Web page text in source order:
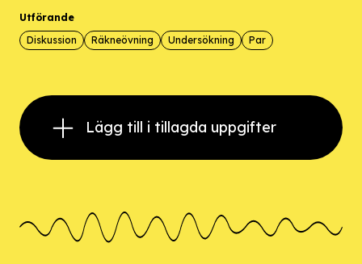
Utförande
Diskussion
Räkneövning Undersökning Par
Lägg till i tillagda uppgifter